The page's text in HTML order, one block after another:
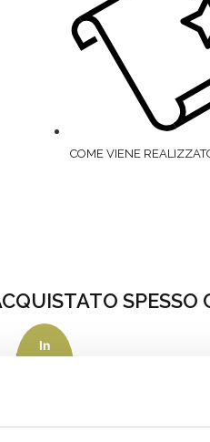
COME VIENE
SPESSO
In
Trittico